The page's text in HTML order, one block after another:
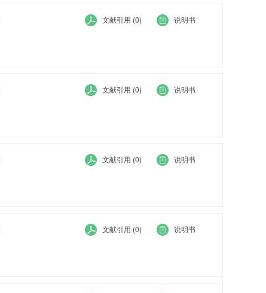
文献引用 (0) 说明书
文献引用 (0) 说明书
文献引用 (0) 说明书
文献引用 (0) 说明书